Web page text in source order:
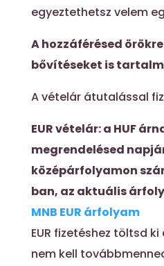
egyeztethetsz velem
A hozzáférésed
bővítéseket is
A vételár átutalással
EUR vételár: a HUF
megrendelésed
középárfolyamon
ban, az aktuális
MNB EUR árfolyam
EUR fizetéshez töltsd
nem kell